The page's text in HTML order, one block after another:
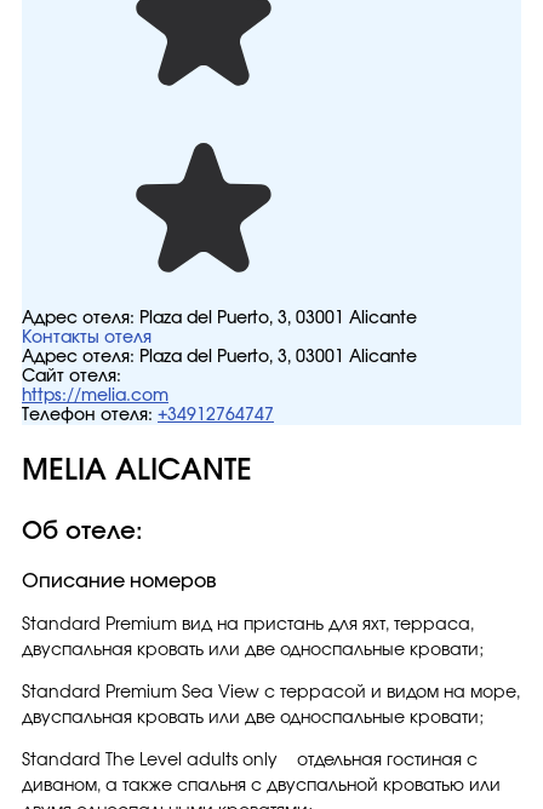
Адрес отеля: Plaza del Puerto, 3, 03001 Alicante
Контакты отеля
Адрес отеля: Plaza del Puerto, 3, 03001 Alicante
Сайт отеля:
https://melia.com
Телефон отеля: +34912764747
MELIA ALICANTE
Об отеле:
Описание номеров
Standard Premium вид на пристань для яхт, терраса,
двуспальная кровать или две односпальные кровати;
Standard Premium Sea View с террасой и видом на море,
двуспальная кровать или две односпальные кровати;
Standard The Level adults only отдельная гостиная с
диваном, а также спальня с двуспальной кроватью или